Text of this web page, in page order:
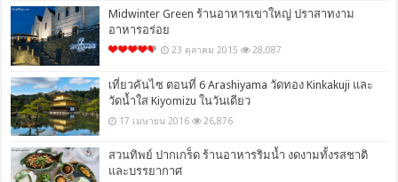
Midwinter Green ร้านอาหารเขาใหญ่ ปราสาทงาม
อาหารอร่อย
23 ตุลาคม 2015 28,087
เที่ยวคันไซ ตอนที่ 6 Arashiyama วัดทอง Kinkakuji และ
วัดน้ำใส Kiyomizu ในวันเดียว
17 เมษายน 2016 26,876
สวนทิพย์ ปากเกร็ด ร้านอาหารริมน้ำ งดงามทั้งรสชาติ
และบรรยากาศ